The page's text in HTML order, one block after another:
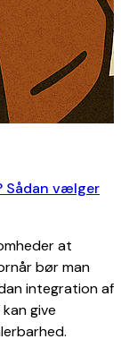
Sådan vælger
at
bør man
integration af
give